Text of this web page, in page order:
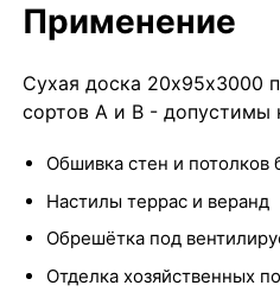
Применение
Сухая доска 20х95х3000
сортов А и В - допустимы
Обшивка стен и потолков
Настилы террас и веранд
Обрешётка под
Отделка хозяйственных